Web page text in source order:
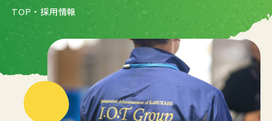
TOP ・ 採用情報